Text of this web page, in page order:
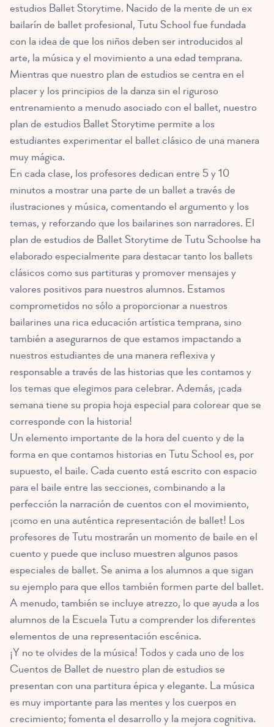
estudios Ballet Storytime. Nacido de la mente de un ex
bailarín de ballet profesional, Tutu School fue fundada
con la idea de que los niños deben ser introducidos al
arte, la música y el movimiento a una edad temprana.
Mientras que nuestro plan de estudios se centra en el
placer y los principios de la danza sin el riguroso
entrenamiento a menudo asociado con el ballet, nuestro
plan de estudios Ballet Storytime permite a los
estudiantes experimentar el ballet clásico de una manera
muy mágica.
En cada clase, los profesores dedican entre 5 y 10
minutos a mostrar una parte de un ballet a través de
ilustraciones y música, comentando el argumento y los
temas, y reforzando que los bailarines son narradores. El
plan de estudios de Ballet Storytime de Tutu Schoolse ha
elaborado especialmente para destacar tanto los ballets
clásicos como sus partituras y promover mensajes y
valores positivos para nuestros alumnos. Estamos
comprometidos no sólo a proporcionar a nuestros
bailarines una rica educación artística temprana, sino
también a asegurarnos de que estamos impactando a
nuestros estudiantes de una manera reflexiva y
responsable a través de las historias que les contamos y
los temas que elegimos para celebrar. Además, ¡cada
semana tiene su propia hoja especial para colorear que se
corresponde con la historia!
Un elemento importante de la hora del cuento y de la
forma en que contamos historias en Tutu School es, por
supuesto, el baile. Cada cuento está escrito con espacio
para el baile entre las secciones, combinando a la
perfección la narración de cuentos con el movimiento,
¡como en una auténtica representación de ballet! Los
profesores de Tutu mostrarán un momento de baile en el
cuento y puede que incluso muestren algunos pasos
especiales de ballet. Se anima a los alumnos a que sigan
su ejemplo para que ellos también formen parte del ballet.
A menudo, también se incluye atrezzo, lo que ayuda a los
alumnos de la Escuela Tutu a comprender los diferentes
elementos de una representación escénica.
¡Y no te olvides de la música! Todos y cada uno de los
Cuentos de Ballet de nuestro plan de estudios se
presentan con una partitura épica y elegante. La música
es muy importante para las mentes y los cuerpos en
crecimiento; fomenta el desarrollo y la mejora cognitiva.